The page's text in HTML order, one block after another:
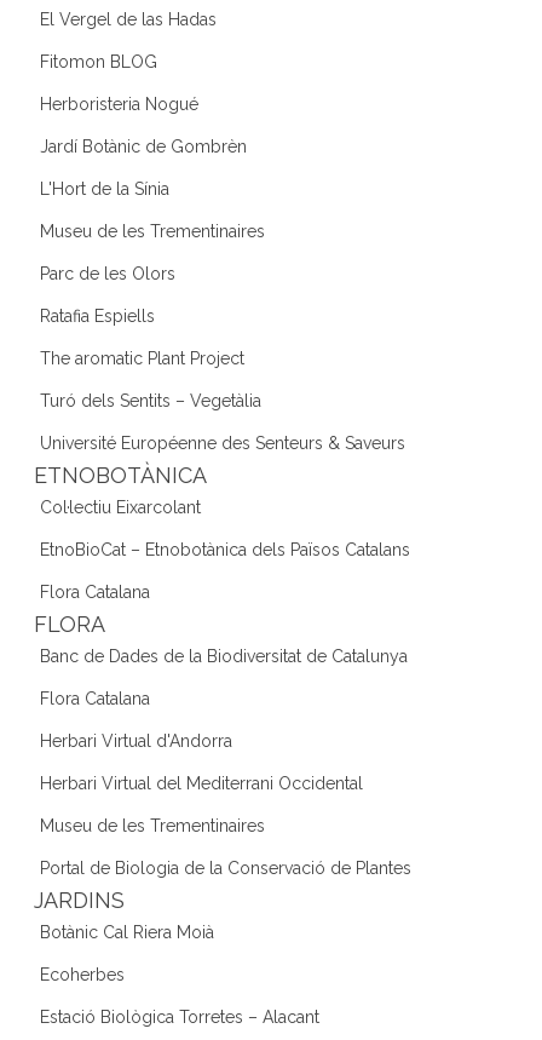
El Vergel de las Hadas
Fitomon BLOG
Herboristeria Nogué
Jardí Botànic de Gombrèn
L'Hort de la Sínia
Museu de les Trementinaires
Parc de les Olors
Ratafia Espiells
The aromatic Plant Project
Turó dels Sentits – Vegetàlia
Université Européenne des Senteurs & Saveurs
ETNOBOTÀNICA
Col·lectiu Eixarcolant
EtnoBioCat – Etnobotànica dels Països Catalans
Flora Catalana
FLORA
Banc de Dades de la Biodiversitat de Catalunya
Flora Catalana
Herbari Virtual d'Andorra
Herbari Virtual del Mediterrani Occidental
Museu de les Trementinaires
Portal de Biologia de la Conservació de Plantes
JARDINS
Botànic Cal Riera Moià
Ecoherbes
Estació Biològica Torretes – Alacant